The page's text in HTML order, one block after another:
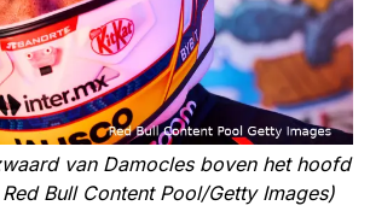
van Damocles boven het hoofd
Bull Content Pool/Getty Images)